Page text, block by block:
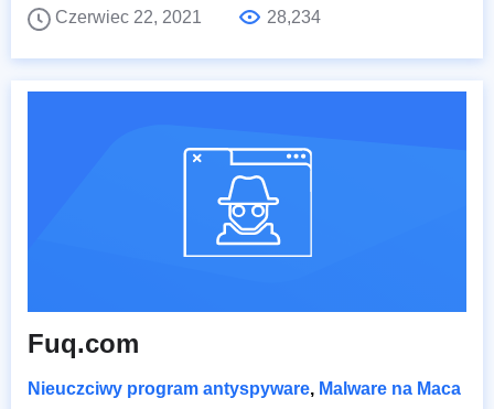
Czerwiec 22, 2021
28,234
Fuq.com
Nieuczciwy program antyspyware, Malware na Maca